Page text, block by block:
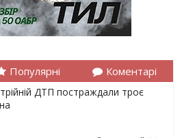
Популярні Коментарі
ДТП постраждали троє